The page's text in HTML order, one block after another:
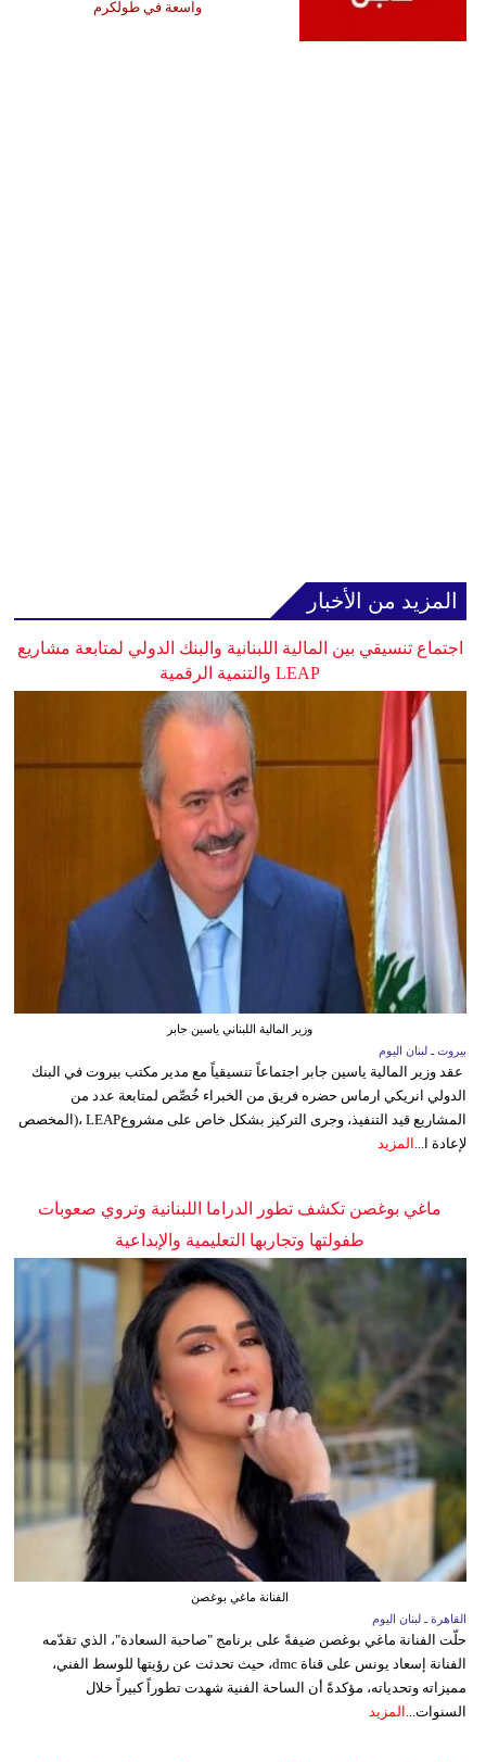
واسعة في طولكرم
المزيد من الأخبار
اجتماع تنسيقي بين المالية اللبنانية والبنك الدولي لمتابعة مشاريع
LEAP والتنمية الرقمية
وزير المالية اللبناني ياسين جابر
بيروت ـ لبنان اليوم
عقد وزير المالية ياسين جابر اجتماعاً تنسيقياً مع مدير مكتب بيروت في البنك
الدولي انريكي ارماس حضره فريق من الخبراء خُصِّص لمتابعة عدد من
المشاريع قيد التنفيذ، وجرى التركيز بشكل خاص على مشروعLEAP ،(المخصص
لإعادة ا... المزيد
ماغي بوغصن تكشف تطور الدراما اللبنانية وتروي صعوبات
طفولتها وتجاربها التعليمية والإبداعية
الفنانة ماغي بوغصن
القاهرة ـ لبنان اليوم
حلّت الفنانة ماغي بوغصن ضيفةً على برنامج "صاحبة السعادة"، الذي تقدّمه
الفنانة إسعاد يونس على قناة dmc، حيث تحدثت عن رؤيتها للوسط الفني،
مميزاته وتحدياته، مؤكدةً أن الساحة الفنية شهدت تطوراً كبيراً خلال
السنوات... المزيد